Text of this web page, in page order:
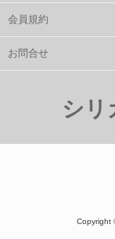
会員規約
お問合せ
シリ
Copyright